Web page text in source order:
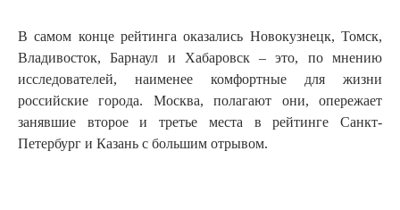
В самом конце рейтинга оказались Новокузнецк, Томск,
Владивосток, Барнаул и Хабаровск – это, по мнению
исследователей, наименее комфортные для жизни
российские города. Москва, полагают они, опережает
занявшие второе и третье места в рейтинге Санкт-
Петербург и Казань с большим отрывом.